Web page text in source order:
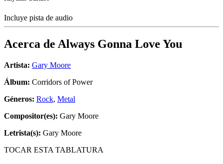
Incluye pista de audio
Acerca de Always Gonna Love You
Artista: Gary Moore
Álbum: Corridors of Power
Géneros: Rock, Metal
Compositor(es): Gary Moore
Letrista(s): Gary Moore
TOCAR ESTA TABLATURA